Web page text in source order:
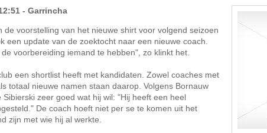
- Garrincha
de voorstelling van het nieuwe shirt voor volgend seizoen
een update van de zoektocht naar een nieuwe coach.
voorbereiding iemand te hebben", zo klinkt het.
een shortlist heeft met kandidaten. Zowel coaches met
totaal nieuwe namen staan daarop. Volgens Bornauw
zeer goed wat hij wil: "Hij heeft een heel
De coach hoeft niet per se te komen uit het
zijn met wie hij al werkte.